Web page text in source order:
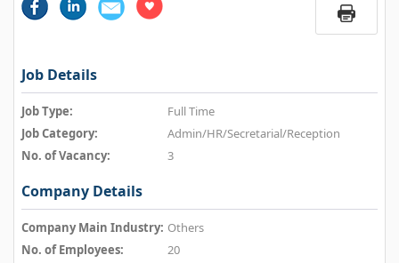
Job Details
Job Type:
Full Time
Job Category:
Admin/HR/Secretarial/Reception
No. of Vacancy:
3
Company Details
Company Main Industry: Others
No. of Employees:
20